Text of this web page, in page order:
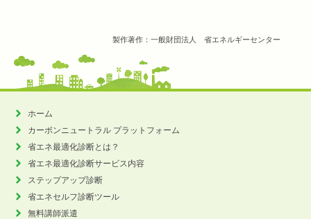
製作著作：一般財団法人 省エネルギーセンター
ホーム
カーボンニュートラル プラットフォーム
省エネ最適化診断とは？
省エネ最適化診断サービス内容
ステップアップ診断
省エネセルフ診断ツール
無料講師派遣